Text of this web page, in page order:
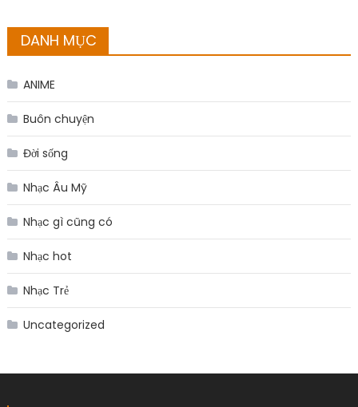
DANH MỤC
ANIME
Buôn chuyện
Đời sống
Nhạc Âu Mỹ
Nhạc gì cũng có
Nhạc hot
Nhạc Trẻ
Uncategorized